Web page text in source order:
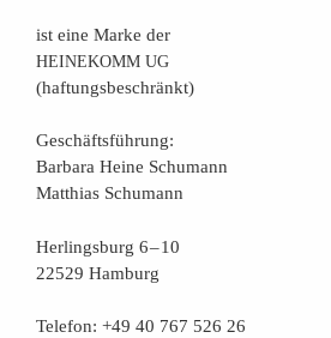
ist eine Mar­ke der
HEINEKOMM UG
(haf­tungs­be­schränkt)
Geschäfts­füh­rung:
Bar­ba­ra Hei­ne Schumann
Mat­thi­as Schumann
Her­lings­burg 6 – 10
22529 Hamburg
Tele­fon: +49 40 767 526 26